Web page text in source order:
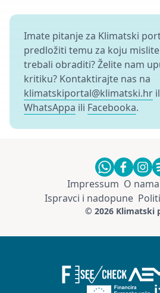
Imate pitanje za Klimatski
predložiti temu za koju
trebali obraditi? Želite nam
kritiku? Kontaktirajte nas na
klimatskiportal@klimatski.hr
WhatsAppa ili Facebooka.
Impressum O nama
Ispravci i nadopune
© 2026 Klimatski